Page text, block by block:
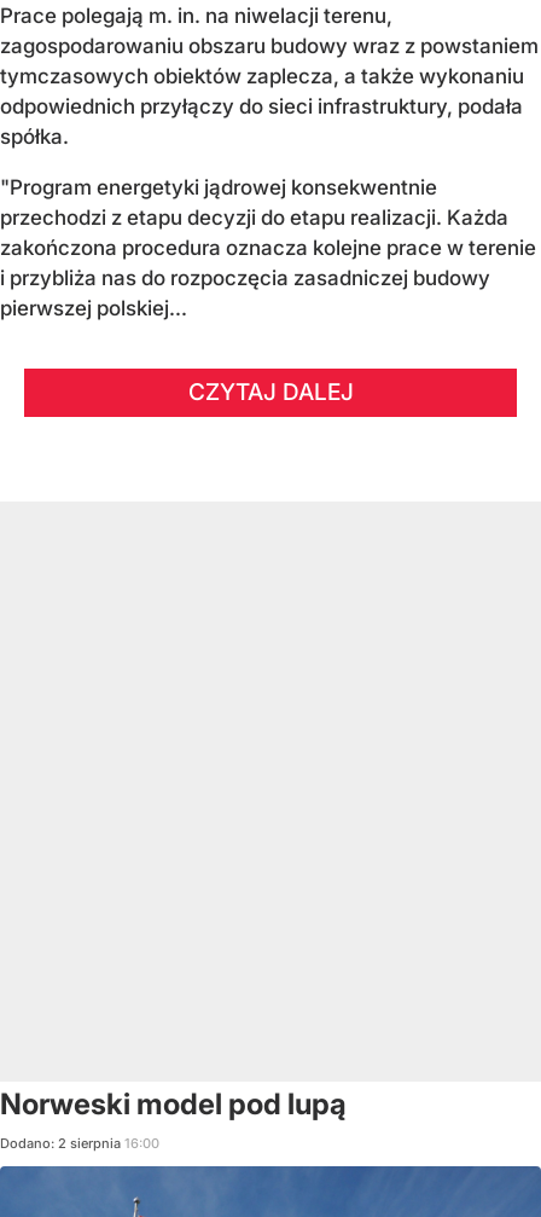
Prace polegają m. in. na niwelacji terenu,
zagospodarowaniu obszaru budowy wraz z powstaniem
tymczasowych obiektów zaplecza, a także wykonaniu
odpowiednich przyłączy do sieci infrastruktury, podała
spółka.
"Program energetyki jądrowej konsekwentnie
przechodzi z etapu decyzji do etapu realizacji. Każda
zakończona procedura oznacza kolejne prace w terenie
i przybliża nas do rozpoczęcia zasadniczej budowy
pierwszej polskiej...
CZYTAJ DALEJ
Norweski model pod lupą
Dodano: 2 sierpnia 16:00